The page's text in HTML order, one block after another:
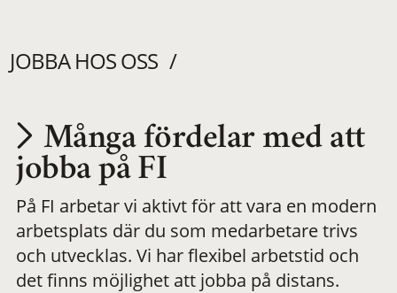
JOBBA HOS OSS
Utvecklas på en
meningsfull och
flexibel
Många fördelar med att
jobba på FI
På FI arbetar vi aktivt för att vara en modern
arbetsplats där du som medarbetare trivs
och utvecklas. Vi har flexibel arbetstid och
det finns möjlighet att jobba på distans.